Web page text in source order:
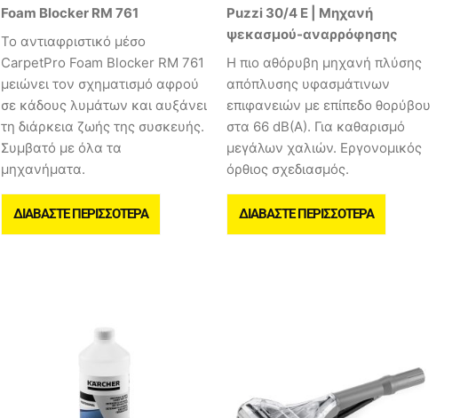
Foam Blocker RM 761
Το αντιαφριστικό μέσο
CarpetPro Foam Blocker RM 761
μειώνει τον σχηματισμό αφρού
σε κάδους λυμάτων και αυξάνει
τη διάρκεια ζωής της συσκευής.
Συμβατό με όλα τα
μηχανήματα.
ΔΙΑΒΆΣΤΕ ΠΕΡΙΣΣΌΤΕΡΑ
Puzzi 30/4 E | Μηχανή
ψεκασμού-αναρρόφησης
Η πιο αθόρυβη μηχανή πλύσης
απόπλυσης υφασμάτινων
επιφανειών με επίπεδο θορύβου
στα 66 dB(A). Για καθαρισμό
μεγάλων χαλιών. Εργονομικός
όρθιος σχεδιασμός.
ΔΙΑΒΆΣΤΕ ΠΕΡΙΣΣΌΤΕΡΑ